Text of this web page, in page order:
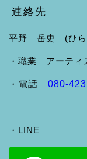
連絡先
平野 岳史 (ひら
・職業 アーティ
・ 電話 080-
・LINE